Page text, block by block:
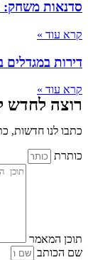
סדנאות משחק:
קרא עוד »
דירות
קרא עוד »
רוצה לחדש
כתבו לנו חדשות,
כותרת
תוכן המאמר
שם הכותב